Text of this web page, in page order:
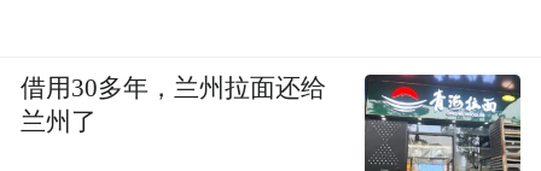
借用30多年，兰州拉面还给
兰州了